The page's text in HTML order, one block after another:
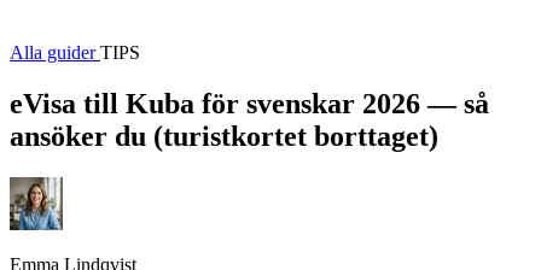
Alla guiderTIPS
eVisa till Kuba för svenskar 2026 — så
ansöker du (turistkortet borttaget)
Emma Lindqvist